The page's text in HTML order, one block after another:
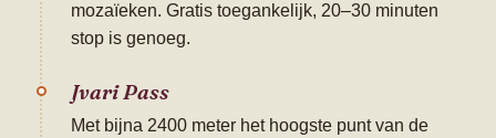
mozaïeken. Gratis toegankelijk, 20–30 minuten
stop is genoeg.
Jvari Pass
Met bijna 2400 meter het hoogste punt van de